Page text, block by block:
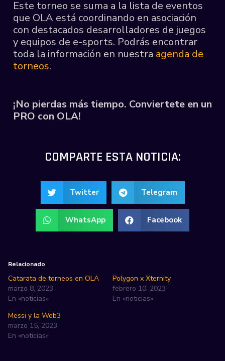
Este torneo se suma a la lista de eventos
que OLA está coordinando en asociación
con destacados desarrolladores de juegos
y equipos de e-sports. Podrás encontrar
toda la información en nuestra agenda de
torneos.
¡No pierdas más tiempo. Conviertete en un
PRO con OLA!
COMPARTE ESTA NOTICIA:
Twitter Telegram
WhatsApp Facebook
Relacionado
Catarata de torneos en OLA
marzo 8, 2023
En «noticias»
Polygon x Xternity
febrero 10, 2023
En «noticias»
Messi y la Web3
marzo 15, 2023
En «noticias»